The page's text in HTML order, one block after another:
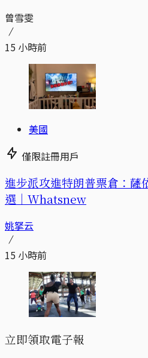
曾雪雯
15 小時前
美國
僅限註冊用戶
進步派攻進特朗普票倉：薩
選｜Whatsnew
姚拏云
15 小時前
立即領取電子報